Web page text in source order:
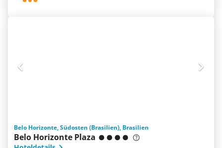
Belo Horizonte, Südosten (Brasilien), Brasilien
Belo Horizonte Plaza